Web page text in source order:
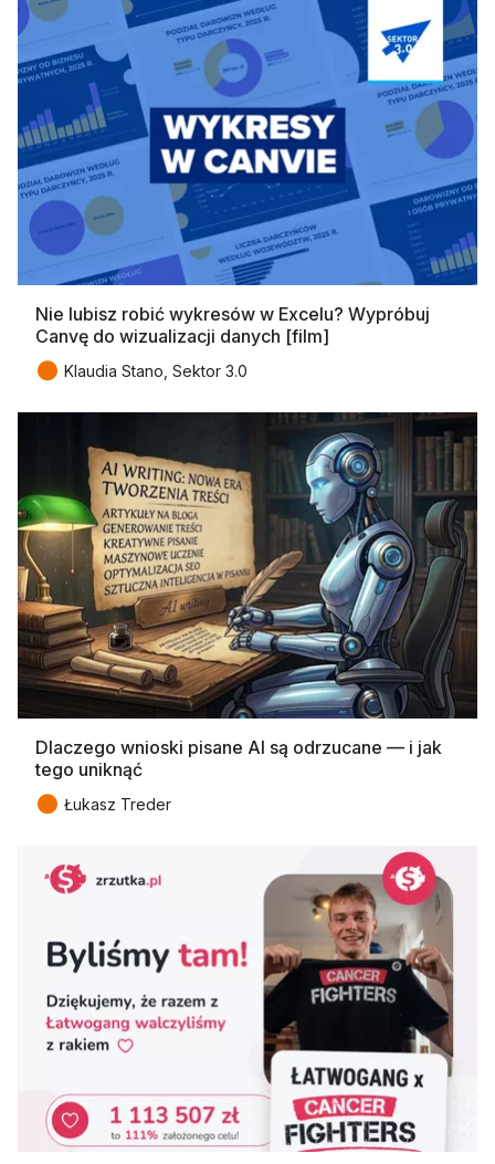
Nie lubisz robić wykresów w Excelu? Wypróbuj
Canvę do wizualizacji danych [film]
● Klaudia Stano, Sektor 3.0
Dlaczego wnioski pisane AI są odrzucane — i jak
tego uniknąć
● Łukasz Treder